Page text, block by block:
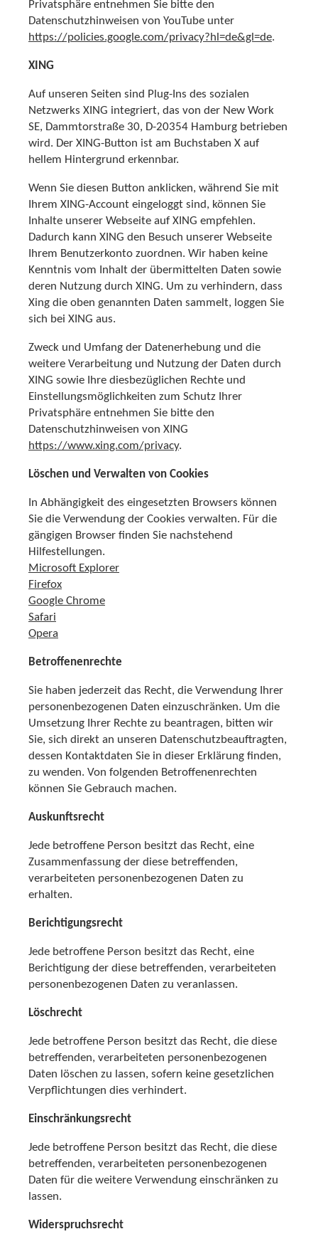
Privatsphäre entnehmen Sie bitte den
Datenschutzhinweisen von YouTube unter
https://policies.google.com/privacy?hl=de&gl=de.
XING
Auf unseren Seiten sind Plug-Ins des sozialen
Netzwerks XING integriert, das von der New Work
SE, Dammtorstraße 30, D-20354 Hamburg betrieben
wird. Der XING-Button ist am Buchstaben X auf
hellem Hintergrund erkennbar.
Wenn Sie diesen Button anklicken, während Sie mit
Ihrem XING-Account eingeloggt sind, können Sie
Inhalte unserer Webseite auf XING empfehlen.
Dadurch kann XING den Besuch unserer Webseite
Ihrem Benutzerkonto zuordnen. Wir haben keine
Kenntnis vom Inhalt der übermittelten Daten sowie
deren Nutzung durch XING. Um zu verhindern, dass
Xing die oben genannten Daten sammelt, loggen Sie
sich bei XING aus.
Zweck und Umfang der Datenerhebung und die
weitere Verarbeitung und Nutzung der Daten durch
XING sowie Ihre diesbezüglichen Rechte und
Einstellungsmöglichkeiten zum Schutz Ihrer
Privatsphäre entnehmen Sie bitte den
Datenschutzhinweisen von XING
https://www.xing.com/privacy.
Löschen und Verwalten von Cookies
In Abhängigkeit des eingesetzten Browsers können
Sie die Verwendung der Cookies verwalten. Für die
gängigen Browser finden Sie nachstehend
Hilfestellungen.
Microsoft Explorer
Firefox
Google Chrome
Safari
Opera
Betroffenenrechte
Sie haben jederzeit das Recht, die Verwendung Ihrer
personenbezogenen Daten einzuschränken. Um die
Umsetzung Ihrer Rechte zu beantragen, bitten wir
Sie, sich direkt an unseren Datenschutzbeauftragten,
dessen Kontaktdaten Sie in dieser Erklärung finden,
zu wenden. Von folgenden Betroffenenrechten
können Sie Gebrauch machen.
Auskunftsrecht
Jede betroffene Person besitzt das Recht, eine
Zusammenfassung der diese betreffenden,
verarbeiteten personenbezogenen Daten zu
erhalten.
Berichtigungsrecht
Jede betroffene Person besitzt das Recht, eine
Berichtigung der diese betreffenden, verarbeiteten
personenbezogenen Daten zu veranlassen.
Löschrecht
Jede betroffene Person besitzt das Recht, die diese
betreffenden, verarbeiteten personenbezogenen
Daten löschen zu lassen, sofern keine gesetzlichen
Verpflichtungen dies verhindert.
Einschränkungsrecht
Jede betroffene Person besitzt das Recht, die diese
betreffenden, verarbeiteten personenbezogenen
Daten für die weitere Verwendung einschränken zu
lassen.
Widerspruchsrecht